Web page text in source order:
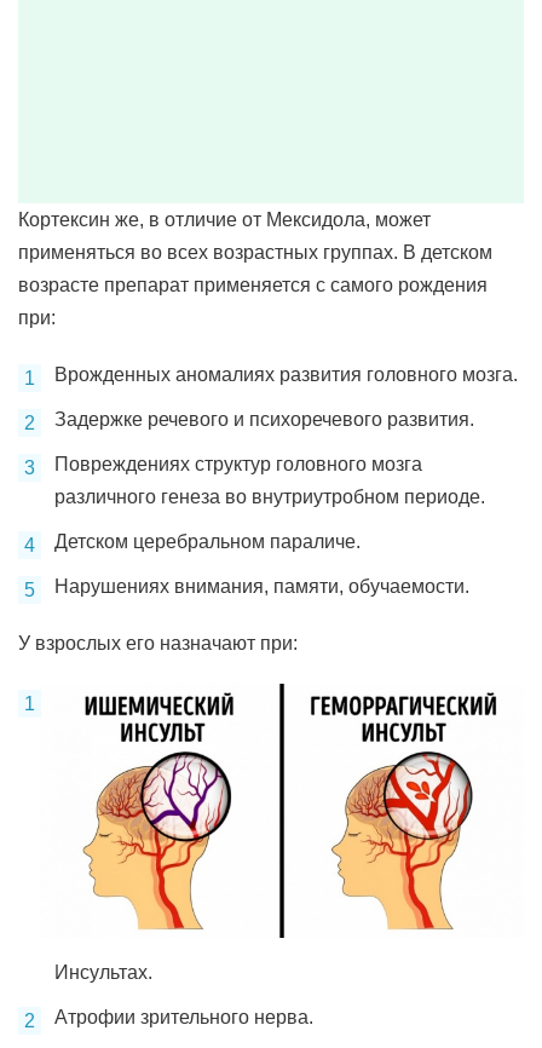
Кортексин же, в отличие от Мексидола, может
применяться во всех возрастных группах. В детском
возрасте препарат применяется с самого рождения
при:
Врожденных аномалиях развития головного мозга.
Задержке речевого и психоречевого развития.
Повреждениях структур головного мозга
различного генеза во внутриутробном периоде.
Детском церебральном параличе.
Нарушениях внимания, памяти, обучаемости.
У взрослых его назначают при:
Инсультах.
Атрофии зрительного нерва.